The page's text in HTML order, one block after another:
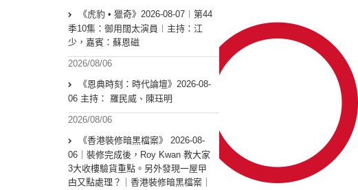
《虎豹 • 獵奇》2026-08-07︱第44
季10集：御用闊太演員︱主持：江
少，嘉賓：蘇恩磁
2026/08/06
《恩典時刻：時代論壇》2026-08-
06 主持： 羅民威、陳珏明
2026/08/06
《香港裝修暗黑檔案》 2026-08-
06｜裝修完成後，Roy Kwan 教大家
3大收樓驗貨重點。另外發現一屋曱
甴又點處理？｜香港裝修暗黑檔案｜